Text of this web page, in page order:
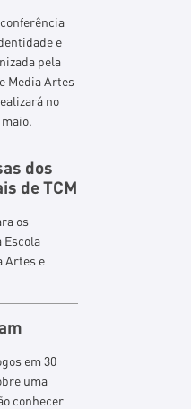
conferência
e
pela
Media Artes
no
dos
de TCM
os
Escola
Artes e
em 30
uma
conhecer